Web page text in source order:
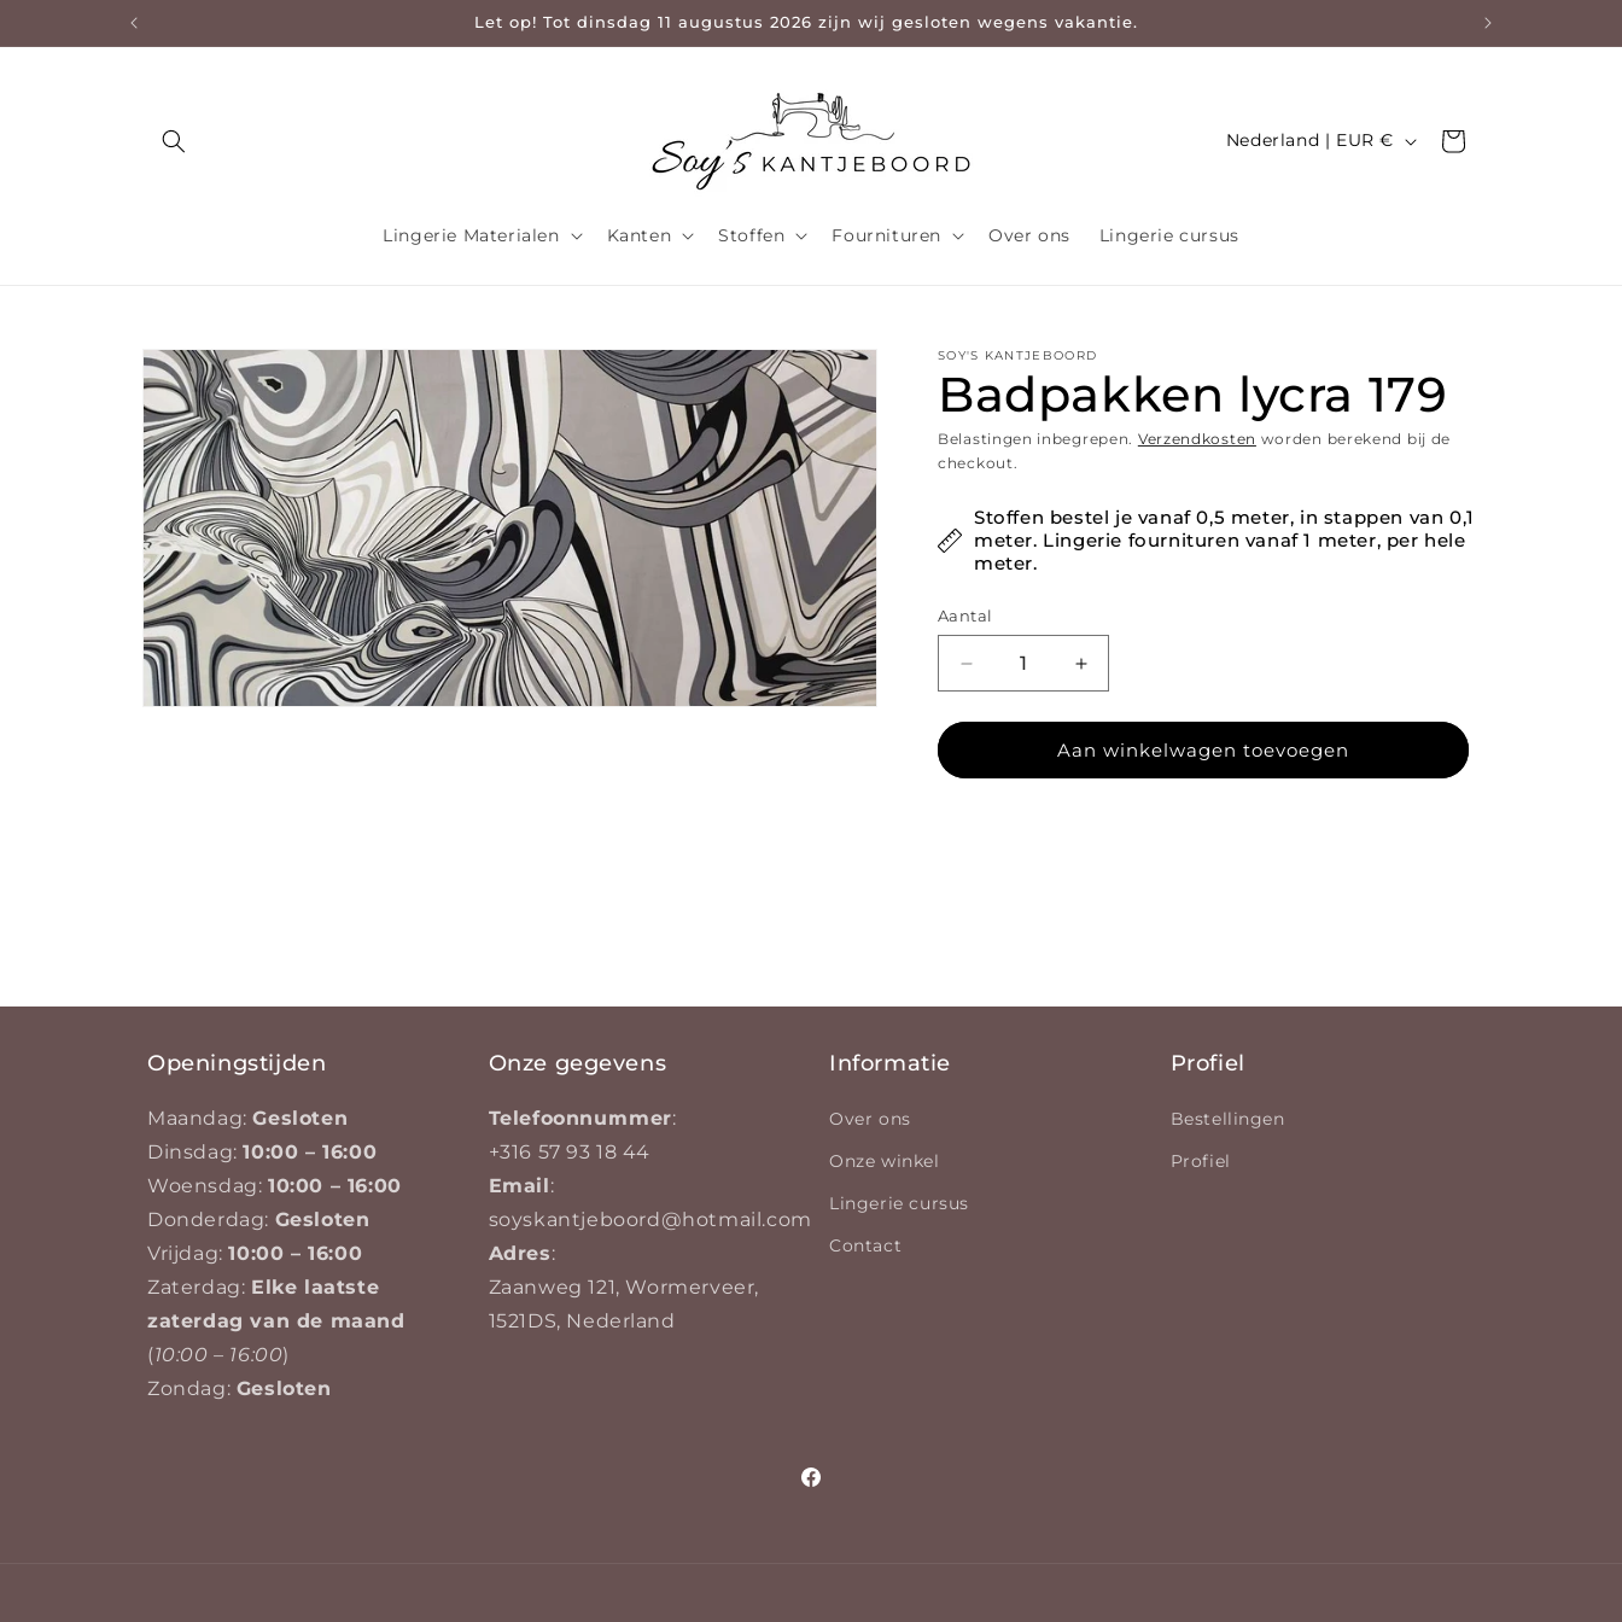
naar de content Let op! Tot dinsdag 11 augustus 2026 zijn wij gesloten wegens vakantie.
Lingerie Materialen Kanten Stoffen Fournituren Over ons Lingerie cursus
Land/regio Nederland | EUR €Winkelwagen
Ga direct naar productinformatie
SOY'S KANTJEBOORD
Badpakken lycra 179
Belastingen inbegrepen. Verzendkosten worden berekend bij de
checkout.
Stoffen bestel je vanaf 0,5 meter, in stappen van 0,1
meter. Lingerie fournituren vanaf 1 meter, per hele
meter.
Aantal
Aantal verlagen voor Badpakken lycra 179
Aantal verhogen voor Badpakken lycra 179
Aan winkelwagen toevoegen
Openingstijden
Maandag:Gesloten
Dinsdag:10:00 – 16:00
Woensdag: 10:00 – 16:00
Donderdag: Gesloten
Vrijdag:10:00 – 16:00
Zaterdag: Elke laatste
zaterdag van de maand
(10:00 – 16:00)
Zondag: Gesloten
Onze gegevens
Telefoonnummer:
+316 57 93 18 44
Email:
soyskantjeboord@hotmail.com
Adres:
Zaanweg 121, Wormerveer,
1521DS, Nederland
Informatie
Over ons
Onze winkel
Lingerie cursus
Contact
Profiel
Bestellingen
Profiel
Facebook